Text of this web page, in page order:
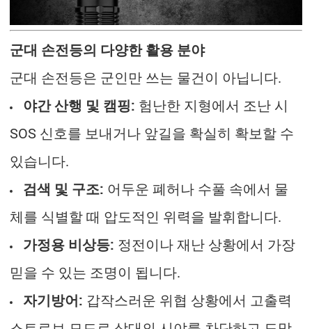
군대 손전등의 다양한 활용 분야
군대 손전등은 군인만 쓰는 물건이 아닙니다.
야간 산행 및 캠핑: 험난한 지형에서 조난 시
SOS 신호를 보내거나 앞길을 확실히 확보할 수
있습니다.
검색 및 구조: 어두운 폐허나 수풀 속에서 물
체를 식별할 때 압도적인 위력을 발휘합니다.
가정용 비상등: 정전이나 재난 상황에서 가장
믿을 수 있는 조명이 됩니다.
자기방어: 갑작스러운 위협 상황에서 고출력